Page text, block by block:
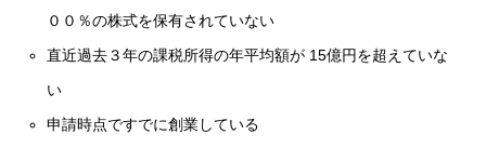
００％の株式を保有されていない
直近過去３年の課税所得の年平均額が 15億円を超えていな
い
申請時点ですでに創業している